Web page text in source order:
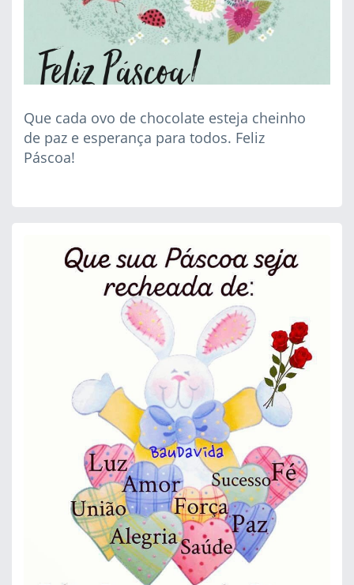
Que cada ovo de chocolate esteja cheinho
de paz e esperança para todos. Feliz
Páscoa!